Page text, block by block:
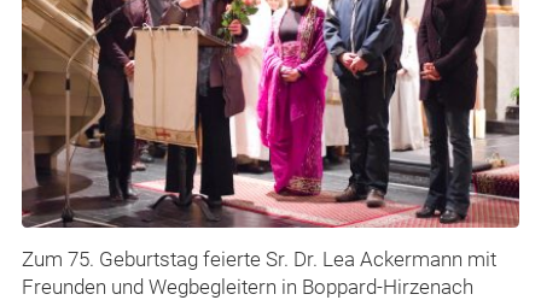
Zum 75. Geburtstag feierte Sr. Dr. Lea Ackermann mit
Freunden und Wegbegleitern in Boppard-Hirzenach